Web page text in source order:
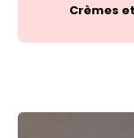
Crèmes